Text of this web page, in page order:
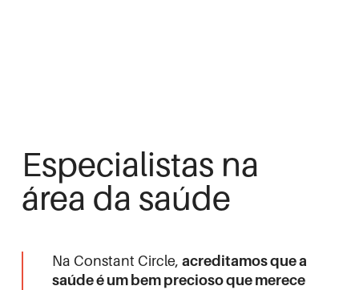
Especialistas na
área da saúde
Na Constant Circle, acreditamos que a
saúde é um bem precioso que merece